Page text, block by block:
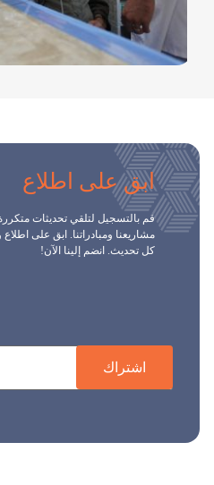
ابق على اطلاع
قم بالتسجيل لتلقي تحديثات
مشاريعنا ومبادراتنا. ابق على
كل تحديث. انضم إلينا الآن!
اشتراك